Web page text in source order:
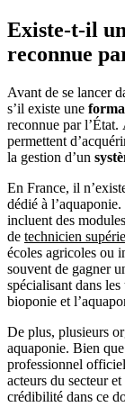
Existe-t-il
reconnue
Avant de se lancer
s’il existe une
reconnue par
permettent
la gestion d’un
En France, il
dédié à
incluent des
de technicien
écoles agricoles ou
souvent de gagner
spécialisant dans
bioponie et
De plus, plusieurs
aquaponie. Bien
professionnel
acteurs du secteur
crédibilité dans ce